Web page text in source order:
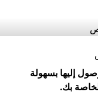
إليها بسهولة
بك.